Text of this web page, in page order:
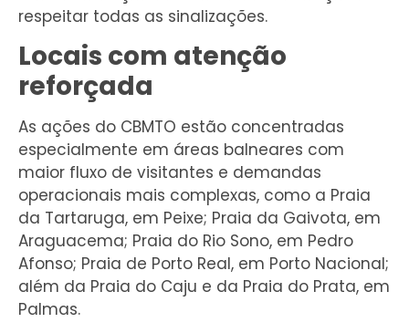
respeitar todas as sinalizações.
Locais com atenção
reforçada
As ações do CBMTO estão concentradas
especialmente em áreas balneares com
maior fluxo de visitantes e demandas
operacionais mais complexas, como a Praia
da Tartaruga, em Peixe; Praia da Gaivota, em
Araguacema; Praia do Rio Sono, em Pedro
Afonso; Praia de Porto Real, em Porto Nacional;
além da Praia do Caju e da Praia do Prata, em
Palmas.